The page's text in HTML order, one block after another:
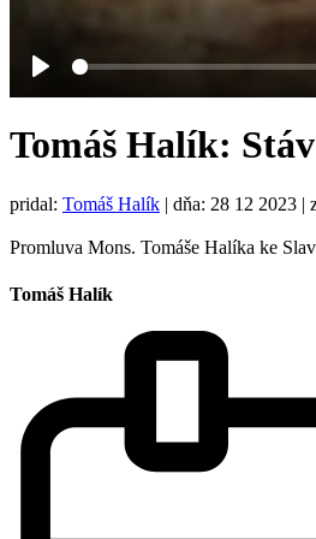
Play
Tomáš Halík:
pridal: Tomáš Halík | dňa: 28 12 2023 |
Promluva Mons. Tomáše Halíka ke
Tomáš Halík